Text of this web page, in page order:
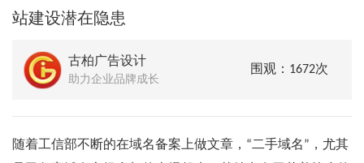
站建设潜在隐患
古柏广告设计
助力企业品牌成长
围观：1672次
随着工信部不断的在域名备案上做文章，“二手域名”，尤其